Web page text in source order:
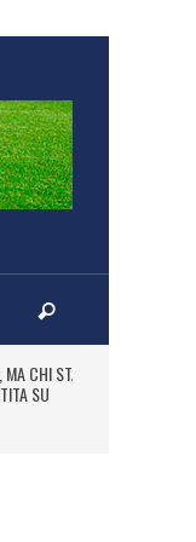
– MACRON VESTIRÀ
FC, REALTÀ DELLA